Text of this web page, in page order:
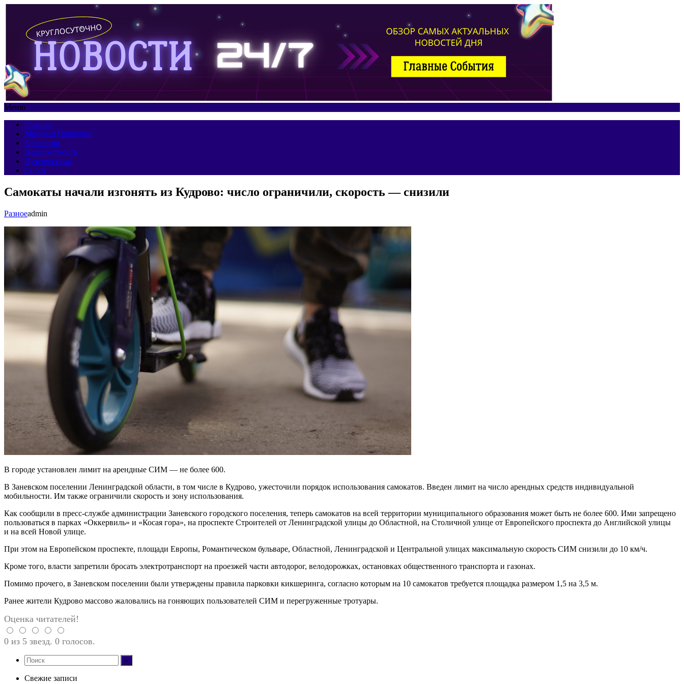
Меню
Главная
Мировая Панорама
Общество
Недвижимость
Путешествия
Спорт
Самокаты начали изгонять из Кудрово: число ограничили, скорость — снизили
Разноеadmin
В городе установлен лимит на арендные СИМ — не более 600.
В Заневском поселении Ленинградской области, в том числе в Кудрово, ужесточили порядок использования самокатов. Введен лимит на число арендных средств индивидуальной
мобильности. Им также ограничили скорость и зону использования.
Как сообщили в пресс-службе администрации Заневского городского поселения, теперь самокатов на всей территории муниципального образования может быть не более 600. Ими запрещено
пользоваться в парках «Оккервиль» и «Косая гора», на проспекте Строителей от Ленинградской улицы до Областной, на Столичной улице от Европейского проспекта до Английской улицы
и на всей Новой улице.
При этом на Европейском проспекте, площади Европы, Романтическом бульваре, Областной, Ленинградской и Центральной улицах максимальную скорость СИМ снизили до 10 км/ч.
Кроме того, власти запретили бросать электротранспорт на проезжей части автодорог, велодорожках, остановках общественного транспорта и газонах.
Помимо прочего, в Заневском поселении были утверждены правила парковки кикшеринга, согласно которым на 10 самокатов требуется площадка размером 1,5 на 3,5 м.
Ранее жители Кудрово массово жаловались на гоняющих пользователей СИМ и перегруженные тротуары.
Оценка читателей!
0 из 5 звезд. 0 голосов.
Свежие записи